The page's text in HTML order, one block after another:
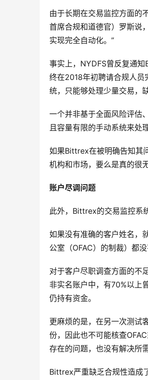
由于长期在交易监控方面的
首席合规和道德官）罗斯说
实现完全自动化。”
事实上，NYDFS曾反复通
终在2018年初聘请合规人
统，只能够处理少量交易，
一个并非基于全面风险评估
且容量有限的手动系统来处
如果Bittrex在被明确告知其
机构和市场，要么是真的很无
账户尽调问题
此外，Bittrex的交易监控系
如果没有准确的客户姓名，
公室（OFAC）的制裁）都没
对于客户尽职调查方面的不
非实名账户中，有70%以上
仍持有资金。
更麻烦的是，在另一次测试
份，因此也不可能核查
存在的问题，也没有解决所
Bittrex严重缺乏合规性造成